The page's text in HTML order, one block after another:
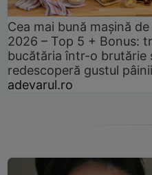
Cea mai bună mașină
2026 – Top 5 + Bonus:
bucătăria într-o brutărie
redescoperă gustul
adevarul.ro